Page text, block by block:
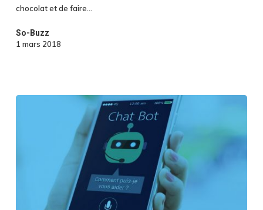
chocolat et de faire…
So-Buzz
1 mars 2018